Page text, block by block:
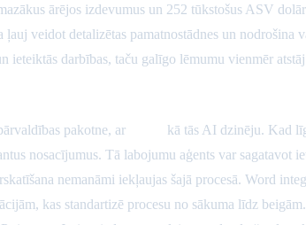
ārējos izdevumus un 252 tūkstošus ASV
veidot detalizētas pamatnostādnes un
darbības, taču galīgo lēmumu vienmēr
pakotne, ar
kā tās AI dzinēju. Kad
nosacījumus. Tā labojumu aģents var
nemanāmi iekļaujas šajā procesā. Word
kas standartizē procesu no sākuma līdz